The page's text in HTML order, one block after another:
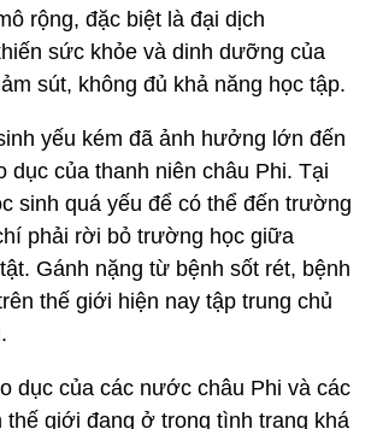
rộng, đặc biệt là đại dịch
sức khỏe và dinh dưỡng của
sút, không đủ khả năng học tập.
yếu kém đã ảnh hưởng lớn đến
dục của thanh niên châu Phi. Tại
sinh quá yếu để có thể đến trường
phải rời bỏ trường học giữa
Gánh nặng từ bệnh sốt rét, bệnh
thế giới hiện nay tập trung chủ
dục của các nước châu Phi và các
thế giới đang ở trong tình trạng khá